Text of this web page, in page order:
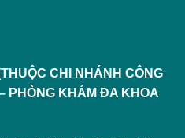
CHI NHÁNH CÔNG
PHÒNG KHÁM ĐA KHOA